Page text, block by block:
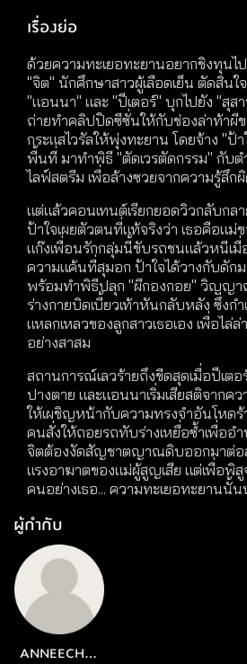
เรื่องย่อ
ด้วยความทะเยอทะยานอยากชิงทุนไ
"จิต" นักศึกษาสาวผู้เลือดเย็น ตัดสิน
"แอนนา" และ "ปีเตอร์" บุกไปยัง "สุส
ถ่ายทำคลิปปิดซีซั่นให้กับช่องล่าท้าผีข
กระแสไวรัลให้พุ่งทะยาน โดยจ้าง "ป้
พื้นที่ มาทำพิธี "ตัดเวรตัดกรรม" กับ
ไลฟ์สตรีม เพื่อล้างซวยจากความรู้สึก
แต่แล้วคอนเทนต์เรียกยอดวิวกลับกล
ป้าใจเผยตัวตนที่แท้จริงว่า เธอคือแ
แก๊งเพื่อนรักกลุ่มนี้ขับรถชนแล้วหนีเ
ความแค้นที่สุมอก ป้าใจได้วางกับดัก
พร้อมทำพิธีปลุก "ผีกองกอย" วิญญ
ร่างกายบิดเบี้ยวเท้าหันกลับหลัง ซึ่งก
แหลกเหลวของลูกสาวเธอเอง เพื่อไล่
อย่างสาสม
สถานการณ์เลวร้ายถึงขีดสุดเมื่อปีเต
ปางตาย และแอนนาเริ่มเสียสติจากค
ให้เผชิญหน้ากับความทรงจำอันโหดร้
คนสั่งให้ถอยรถทับร่างเหยื่อซ้ำเพื่ออ
จิตต้องงัดสัญชาตญาณดิบออกมาต่อสู้
แรงอาฆาตของแม่ผู้สูญเสีย แต่เพื่อพิ
คนอย่างเธอ... ความทะเยอทะยานนั้
ผู้กำกับ
ANNEECHAI